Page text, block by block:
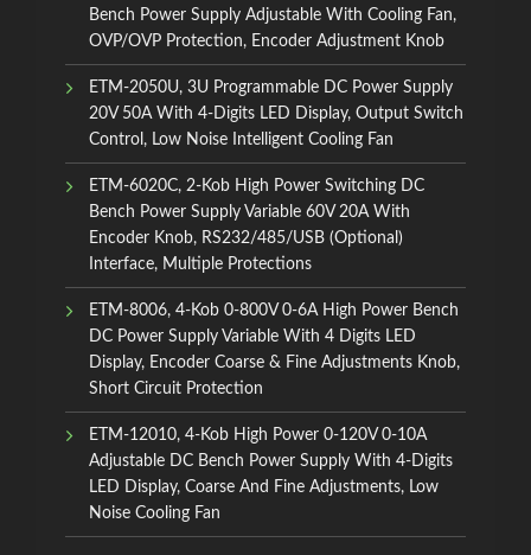
Bench Power Supply Adjustable With Cooling Fan,
OVP/OVP Protection, Encoder Adjustment Knob
ETM-2050U, 3U Programmable DC Power Supply
20V 50A With 4-Digits LED Display, Output Switch
Control, Low Noise Intelligent Cooling Fan
ETM-6020C, 2-Kob High Power Switching DC
Bench Power Supply Variable 60V 20A With
Encoder Knob, RS232/485/USB (Optional)
Interface, Multiple Protections
ETM-8006, 4-Kob 0-800V 0-6A High Power Bench
DC Power Supply Variable With 4 Digits LED
Display, Encoder Coarse & Fine Adjustments Knob,
Short Circuit Protection
ETM-12010, 4-Kob High Power 0-120V 0-10A
Adjustable DC Bench Power Supply With 4-Digits
LED Display, Coarse And Fine Adjustments, Low
Noise Cooling Fan